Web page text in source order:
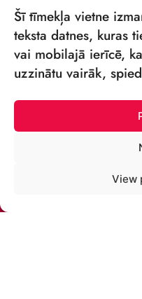
Šī tīmekļa vietne
teksta datnes, kuras
vai mobilajā ierīcē,
uzzinātu vairāk, spied
View
VSIA
Rīga,
Reģ. nr: